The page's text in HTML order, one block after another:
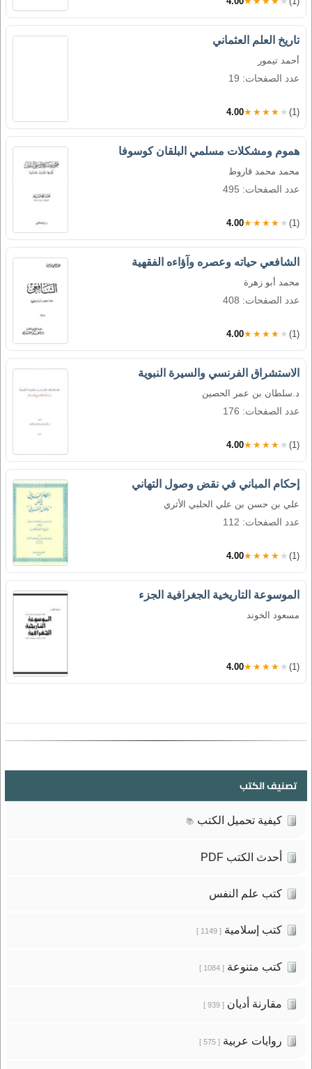
تاريخ العلم العثماني
أحمد تيمور
عدد الصفحات: 19
4.00★★★★★ (1)
هموم ومشكلات مسلمي البلقان كوسوفا
محمد محمد قاروط
عدد الصفحات: 495
4.00★★★★★ (1)
الشافعي حياته وعصره وآؤاءه الفقهية
محمد أبو زهرة
عدد الصفحات: 408
4.00★★★★★ (1)
الاستشراق الفرنسي والسيرة النبوية
د.سلطان بن عمر الحصين
عدد الصفحات: 176
4.00★★★★★ (1)
إحكام المباني في نقض وصول التهاني
علي بن حسن بن علي الحلبي الأثري
عدد الصفحات: 112
4.00★★★★★ (1)
الموسوعة التاريخية الجغرافية الجزء
مسعود الخوند
4.00★★★★★ (1)
تصنيف الكتب
كيفية تحميل الكتب 📚
أحدث الكتب PDF
كتب علم النفس
كتب إسلامية[ 1149 ]
كتب متنوعة[ 1084 ]
مقارنة أديان[ 939 ]
روايات عربية[ 575 ]